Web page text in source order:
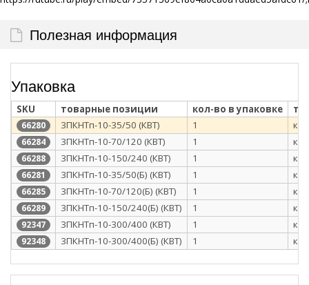
Полезная информация
Упаковка
SKU товарные позиции кол-во в упаковке
66280 3ПКНТп-10-35/50 (КВТ) 1
66284 3ПКНТп-10-70/120 (КВТ) 1
66288 3ПКНТп-10-150/240 (КВТ) 1
66281 3ПКНТп-10-35/50(Б) (КВТ) 1
66285 3ПКНТп-10-70/120(Б) (КВТ) 1
66289 3ПКНТп-10-150/240(Б) (КВТ) 1
92347 3ПКНТп-10-300/400 (КВТ) 1
92348 3ПКНТп-10-300/400(Б) (КВТ) 1